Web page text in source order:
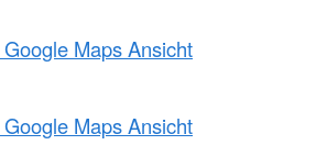
Maps Ansicht
Maps Ansicht